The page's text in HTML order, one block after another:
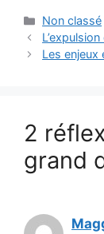
Catégories
Non classé
Les enjeux
2
grand